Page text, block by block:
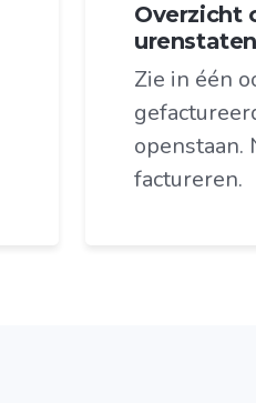
Overzicht
urenstaten
Zie in één
openstaan.
factureren.